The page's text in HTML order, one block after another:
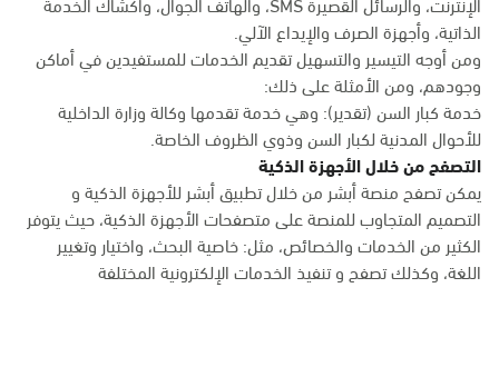
الذاتية، وأجهزة الصرف والإيداع الآلي.
ومن أوجه التيسير والتسهيل تقديم الخدمات للمستفيدين في أماكن
وجودهم، ومن الأمثلة على ذلك:
خدمة كبار السن (تقدير): وهي خدمة تقدمها وكالة وزارة الداخلية
للأحوال المدنية لكبار السن وذوي الظروف الخاصة.
التصفح من خلال الأجهزة الذكية
يمكن تصفح منصة أبشر من خلال تطبيق أبشر للأجهزة الذكية و
التصميم المتجاوب للمنصة على متصفحات الأجهزة الذكية، حيث يتوفر
الكثير من الخدمات والخصائص، مثل: خاصية البحث، واختيار وتغيير
اللغة، وكذلك تصفح و تنفيذ الخدمات الإلكترونية المختلفة